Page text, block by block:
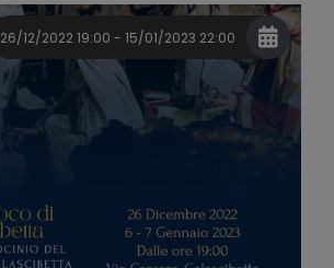
26/12/2022 19:00 - 15/01/2023 22:00